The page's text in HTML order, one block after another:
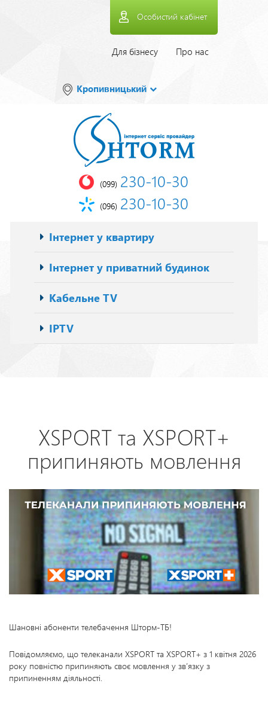
Особистий кабінет
Верхнее
Для бізнесу Про нас
Кропивницький
(099) 230-10-30
(096) 230-10-30
Основна
навіґація
Інтернет у квартиру
Інтернет у приватний будинок
Кабельне TV
IPTV
XSPORT та XSPORT+
припиняють мовлення
Шановні абоненти телебачення Шторм-ТБ!
Повідомляємо, що телеканали XSPORT та XSPORT+ з 1 квітня 2026
року повністю припиняють своє мовлення у зв’язку з
припиненням діяльності.